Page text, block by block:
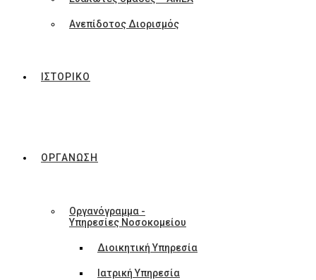
Ανεπίδοτος Διορισμός
ΙΣΤΟΡΙΚΟ
ΟΡΓΑΝΩΣΗ
Οργανόγραμμα -
Υπηρεσίες Νοσοκομείου
Διοικητική Υπηρεσία
Ιατρική Υπηρεσία